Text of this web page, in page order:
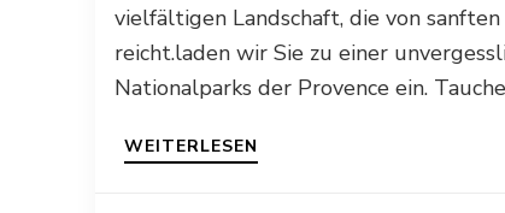
vielfältigen Landschaft, die von
reicht.laden wir Sie zu einer
Nationalparks der Provence ein.
WEITERLESEN